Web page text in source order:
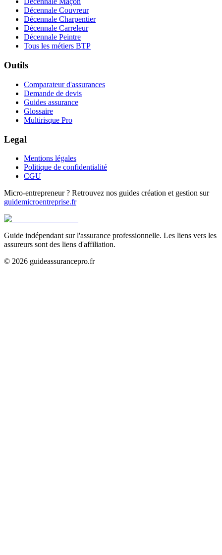
Décennale Couvreur
Décennale Charpentier
Décennale Carreleur
Décennale Peintre
Tous les métiers BTP
Outils
Comparateur d'assurances
Demande de devis
Guides assurance
Glossaire
Multirisque Pro
Legal
Mentions légales
Politique de confidentialité
CGU
Micro-entrepreneur ? Retrouvez nos guides création et gestion sur
guidemicroentreprise.fr
Guide indépendant sur l'assurance professionnelle. Les liens vers les
assureurs sont des liens d'affiliation.
© 2026 guideassurancepro.fr